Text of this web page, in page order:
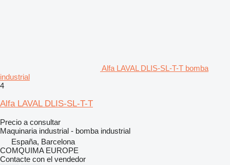
Alfa LAVAL DLIS-SL-T-T bomba
industrial
4
Alfa LAVAL DLIS-SL-T-T
Precio a consultar
Maquinaria industrial - bomba industrial
España, Barcelona
COMQUIMA EUROPE
Contacte con el vendedor